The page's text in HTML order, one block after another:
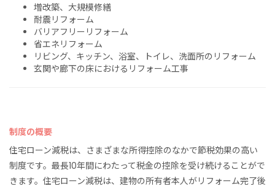
増改築、大規模修繕
耐震リフォーム
バリアフリーリフォーム
省エネリフォーム
リビング、キッチン、浴室、トイレ、洗面所のリフォーム
玄関や廊下の床におけるリフォーム工事
制度の概要
住宅ローン減税は、さまざまな所得控除のなかで節税効果の高い
制度です。最長10年間にわたって税金の控除を受け続けることがで
きます。住宅ローン減税は、建物の所有者本人がリフォーム完了後